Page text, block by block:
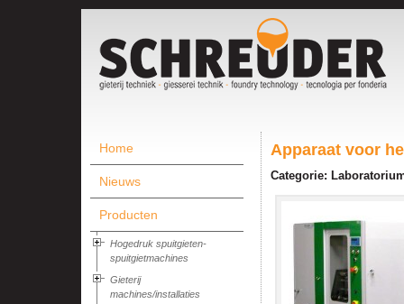
Home
Nieuws
Producten
Hogedruk spuitgieten-
spuitgietmachines
Gieterij
machines/installaties
Apparaat voor
Categorie: